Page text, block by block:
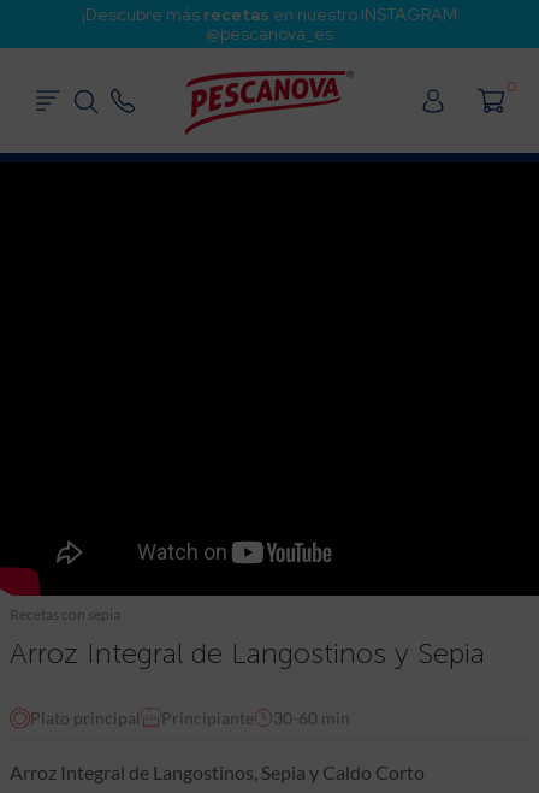
¡Descubre más recetas en nuestro INSTAGRAM
@pescanova_es
0
Recetas con sepia
Arroz Integral de Langostinos y Sepia
Plato principal Principiante 30-60 min
Arroz Integral de Langostinos, Sepia y Caldo Corto